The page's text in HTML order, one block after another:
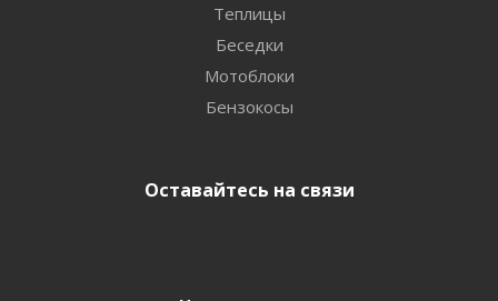
Теплицы
Беседки
Мотоблоки
Бензокосы
Оставайтесь на связи